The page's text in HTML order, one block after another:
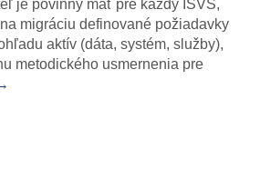
je povinný mať pre každý ISVS,
migráciu definované požiadavky
aktív (dáta, systém, služby),
metodického usmernenia pre